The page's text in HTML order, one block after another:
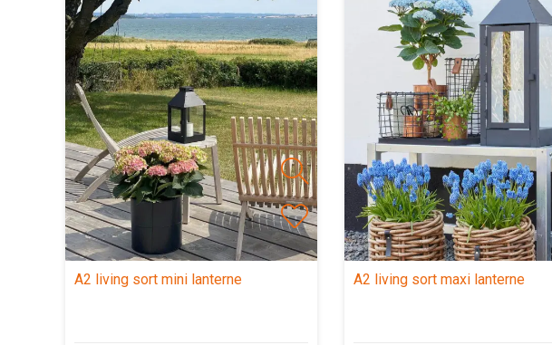
A2 living sort mini lanterne A2 living sort maxi lanterne